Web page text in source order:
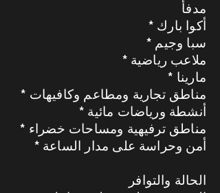
مدفأ
* أكوا بارك
* سبا وجيم
* ملاعب رياضية
* مارينا
* مناطق تجارية ومطاعم وكافيهات
* أنشطة ورياضات مائية
* مناطق ترفيهية ومساحات خضراء
* أمن وحراسة على مدار الساعة
الحالة والتوافر